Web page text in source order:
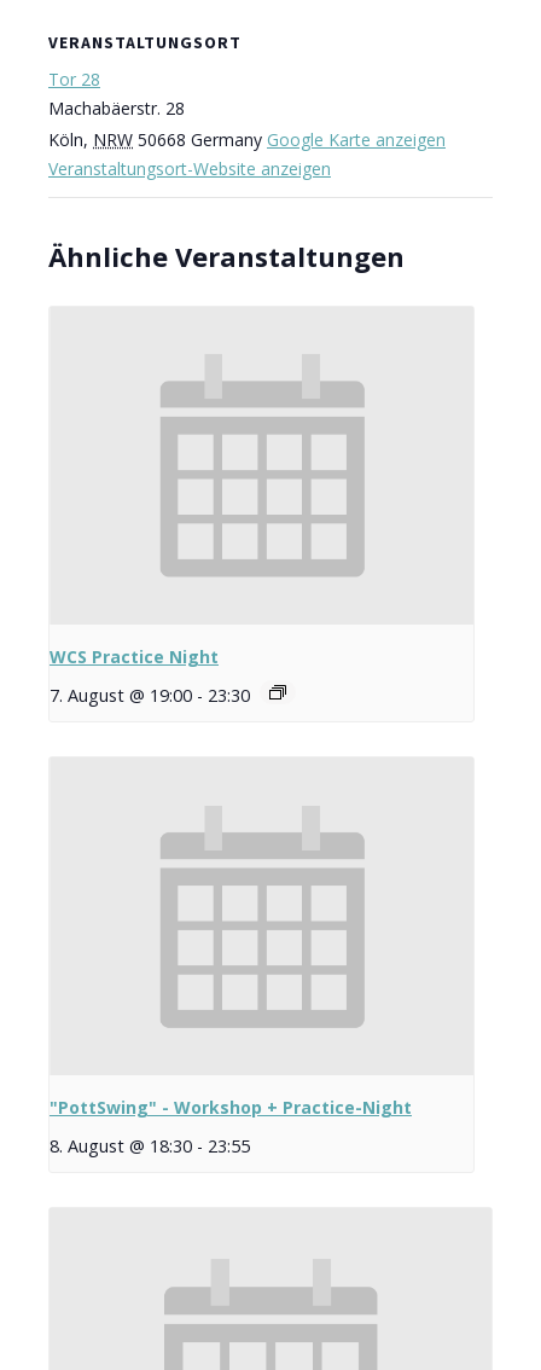
VERANSTALTUNGSORT
Tor 28
Machabäerstr. 28
Köln, NRW 50668 Germany Google Karte anzeigen
Veranstaltungsort-Website anzeigen
Ähnliche Veranstaltungen
WCS Practice Night
7. August @ 19:00 - 23:30
"PottSwing" - Workshop + Practice-Night
8. August @ 18:30 - 23:55